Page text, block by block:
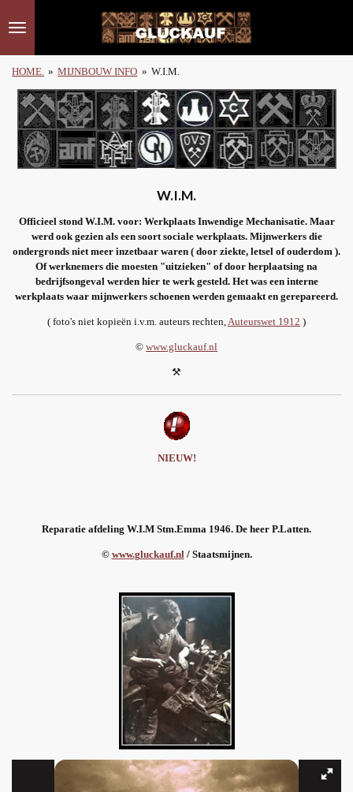
direct
hoofdinhoud
HOME. » MIJNBOUW INFO » W.I.M.
W.I.M.
Officieel stond W.I.M. voor: Werkplaats Inwendige Mechanisatie. Maar
werd ook gezien als een soort sociale werkplaats. Mijnwerkers die
ondergronds niet meer inzetbaar waren ( door ziekte, letsel of ouderdom ).
Of werknemers die moesten "uitzieken" of door herplaatsing na
bedrijfsongeval werden hier te werk gesteld. Het was een interne
werkplaats waar mijnwerkers schoenen werden gemaakt en gerepareerd.
( foto's niet kopieën i.v.m. auteurs rechten, Auteurswet 1912 )
© www.gluckauf.nl
⚒
NIEUW!
Reparatie afdeling W.I.M Stm.Emma 1946. De heer P.Latten.
© www.gluckauf.nl / Staatsmijnen.